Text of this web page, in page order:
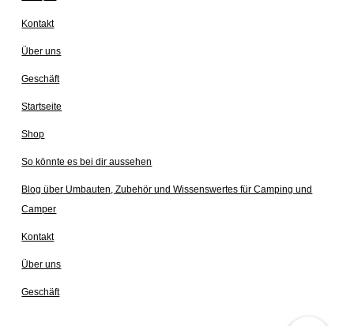
Kontakt
Über uns
Geschäft
Startseite
Shop
So könnte es bei dir aussehen
Blog über Umbauten, Zubehör und Wissenswertes für Camping und
Camper
Kontakt
Über uns
Geschäft